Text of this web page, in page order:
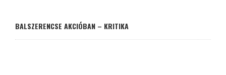
BALSZERENCSE AKCIÓBAN – KRITIKA